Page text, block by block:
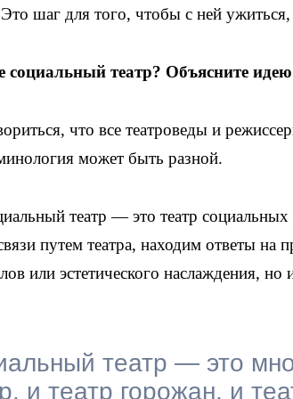
шаг для того, чтобы с ней ужиться,
социальный театр? Объясните
что все театроведы и
может быть разной.
театр — это театр
путем театра, находим ответы на
или эстетического наслаждения,
театр — это
и театр горожан, и